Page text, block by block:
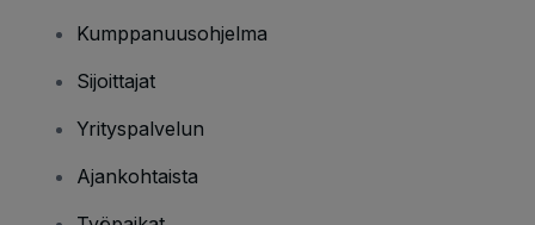
Kumppanuusohjelma
Sijoittajat
Yrityspalvelun
Ajankohtaista